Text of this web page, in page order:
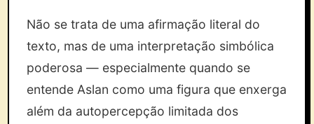
Não se trata de uma afirmação literal do
texto, mas de uma interpretação simbólica
poderosa — especialmente quando se
entende Aslan como uma figura que enxerga
além da autopercepção limitada dos